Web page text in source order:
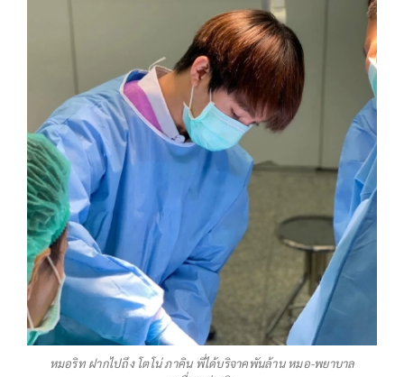
หมอริท ฝากไปถึง โตโน่ ภาคิน พี่ได้บริจาคพันล้าน หมอ-พยาบาล